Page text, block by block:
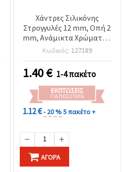
Χάντρες Σιλικόνης
Στρογγυλές 12 mm, Οπή 2
mm, Ανάμικτα Χρώματα -
5 τεμ.
Κωδικός: 127189
1.40€ 1-4 πακέτο
ΕΚΠΤΏΣΕΙΣ
ΓΙΑ ΠΟΣΌΤΗΤΑ
1.12 €- 20 %5 πακέτο +
ΑΓΟΡΆ